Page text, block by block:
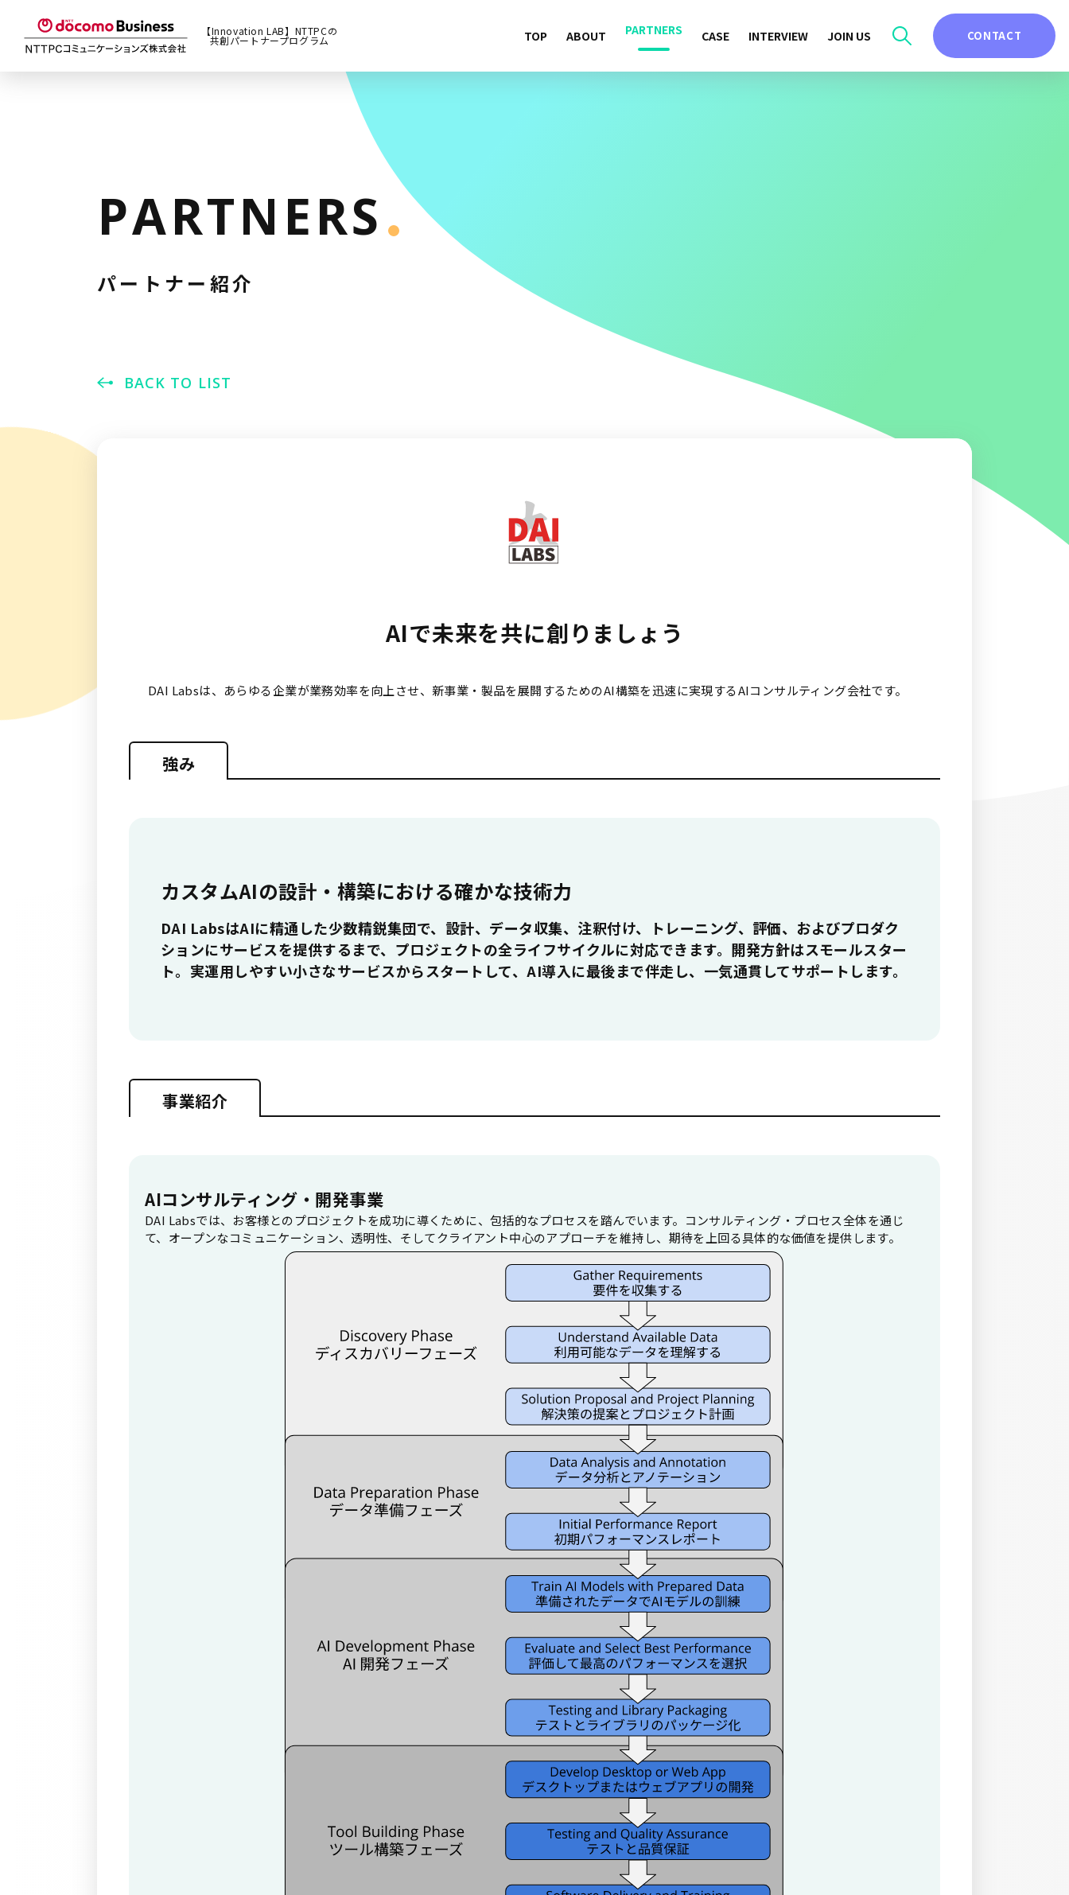
【Innovation LAB】NTTPCの
共創パートナープログラム CONTACT
TOP ABOUT PARTNERS CASE INTERVIEW JOIN US
PARTNERS
パートナー紹介
BACK TO LIST
AIで未来を共に創りましょう
DAI Labsは、あらゆる企業が業務効率を向上させ、新事業・製品を展開するためのAI構築を迅速に実現するAIコンサルティング会社です。
強み
カスタムAIの設計・構築における確かな技術力
DAI LabsはAIに精通した少数精鋭集団で、設計、データ収集、注釈付け、トレーニング、評価、およびプロダク
ションにサービスを提供するまで、プロジェクトの全ライフサイクルに対応できます。開発方針はスモールスター
ト。実運用しやすい小さなサービスからスタートして、AI導入に最後まで伴走し、一気通貫してサポートします。
事業紹介
AIコンサルティング・開発事業
DAI Labsでは、お客様とのプロジェクトを成功に導くために、包括的なプロセスを踏んでいます。コンサルティング・プロセス全体を通じ
て、オープンなコミュニケーション、透明性、そしてクライアント中心のアプローチを維持し、期待を上回る具体的な価値を提供します。